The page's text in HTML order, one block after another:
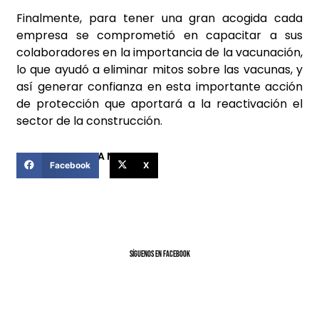
Finalmente, para tener una gran acogida cada
empresa se comprometió en capacitar a sus
colaboradores en la importancia de la vacunación,
lo que ayudó a eliminar mitos sobre las vacunas, y
así generar confianza en esta importante acción
de protección que aportará a la reactivación el
sector de la construcción.
COMPARTIR ESTA NOTICIA
Facebook X
SíGUENOS EN FACEBOOK